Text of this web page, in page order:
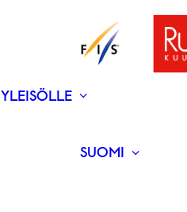
YLEISÖLLE
SUOMI